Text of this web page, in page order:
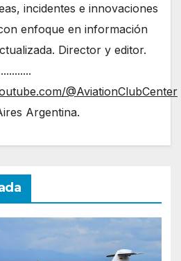
incidentes e innovaciones
enfoque en información
Director y editor.
@AviationClubCenter
Argentina.